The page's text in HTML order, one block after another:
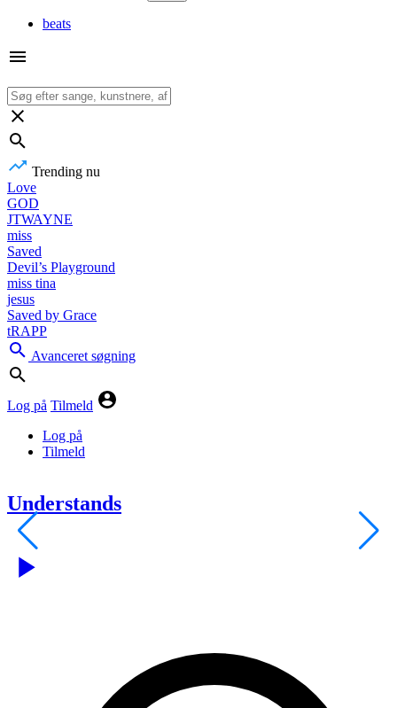
beats
Trending nu
Love
GOD
JTWAYNE
miss
Saved
Devil’s Playground
miss tina
jesus
Saved by Grace
tRAPP
Avanceret søgning
Log på Tilmeld
Log på
Tilmeld
Understands